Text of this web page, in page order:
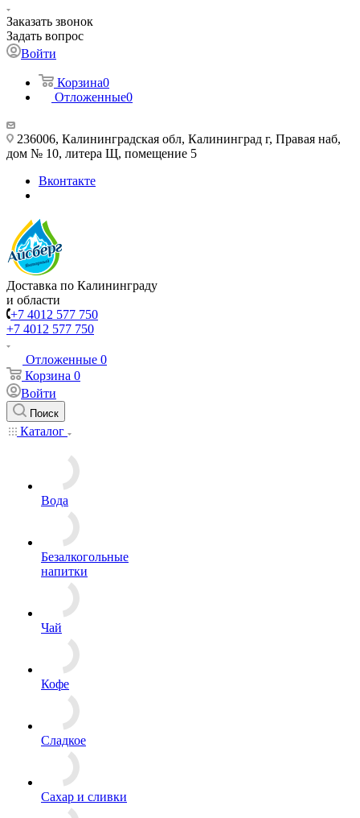
Заказать звонок
Задать вопрос
Войти
Корзина0
Отложенные0
236006, Калининградская обл, Калининград г, Правая наб,
дом № 10, литера Щ, помещение 5
Вконтакте
Доставка по Калининграду
и области
+7 4012 577 750
+7 4012 577 750
Отложенные 0
Корзина 0
Войти
Поиск
Каталог
Вода
Безалкогольные
напитки
Чай
Кофе
Сладкое
Сахар и сливки